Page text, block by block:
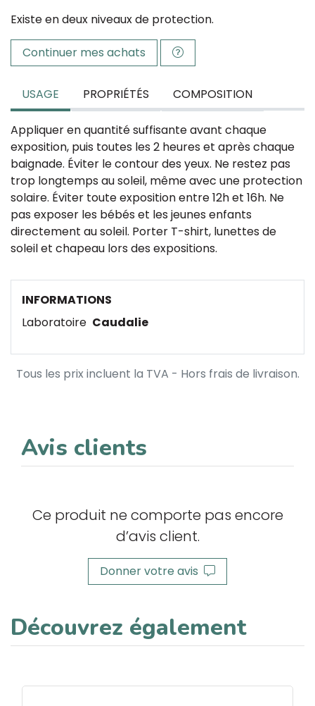
Existe en deux niveaux de protection.
Continuer mes achats
USAGE PROPRIÉTÉS COMPOSITION
Appliquer en quantité suffisante avant chaque
exposition, puis toutes les 2 heures et après chaque
baignade. Éviter le contour des yeux. Ne restez pas
trop longtemps au soleil, même avec une protection
solaire. Éviter toute exposition entre 12h et 16h. Ne
pas exposer les bébés et les jeunes enfants
directement au soleil. Porter T-shirt, lunettes de
soleil et chapeau lors des expositions.
INFORMATIONS
Laboratoire Caudalie
Tous les prix incluent la TVA - Hors frais de livraison.
Avis clients
Ce produit ne comporte pas encore
d’avis client.
Donner votre avis
Découvrez également